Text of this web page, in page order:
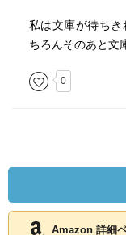
私は文庫が待ち
ちろんそのあと文
0
Amazon 詳細